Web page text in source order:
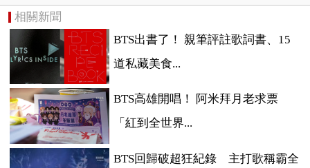
相關新聞
BTS出書了！ 親筆評註歌詞書、15
道私藏美食...
BTS高雄開唱！ 阿米拜月老求票
「紅到全世界...
BTS回歸破超狂紀錄 主打歌稱霸全